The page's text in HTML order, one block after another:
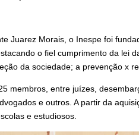
Juarez Morais, o Inespe foi
o fiel cumprimento da lei
da sociedade; a prevenção x
membros, entre juízes,
e outros. A partir da
e estudiosos.